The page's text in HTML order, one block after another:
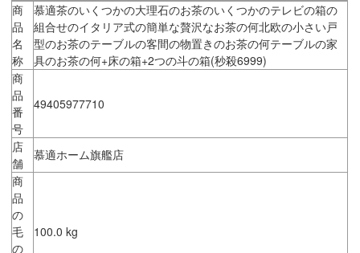
商
品
名
称
慕適茶のいくつかの大理石のお茶のいくつかのテレビの箱の
組合せのイタリア式の簡単な贅沢なお茶の何北欧の小さい戸
型のお茶のテーブルの客間の物置きのお茶の何テーブルの家
具のお茶の何+床の箱+2つの斗の箱(秒殺6999)
商
品
番
号
49405977710
店
舗
慕適ホーム旗艦店
商
品
の
毛
の
100.0 kg